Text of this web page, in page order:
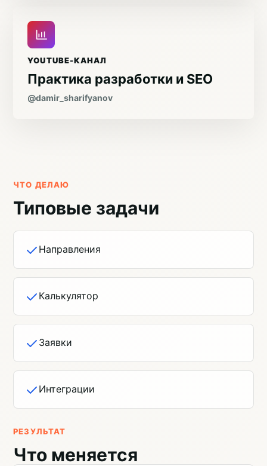
YOUTUBE-КАНАЛ
Практика разработки и SEO
@damir_sharifyanov
ЧТО ДЕЛАЮ
Типовые задачи
Направления
Калькулятор
Заявки
Интеграции
РЕЗУЛЬТАТ
Что меняется